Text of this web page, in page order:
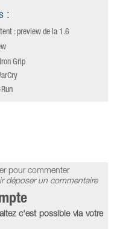
:
: preview de la 1.6
Grip
pour commenter
déposer un commentaire
c'est possible via votre